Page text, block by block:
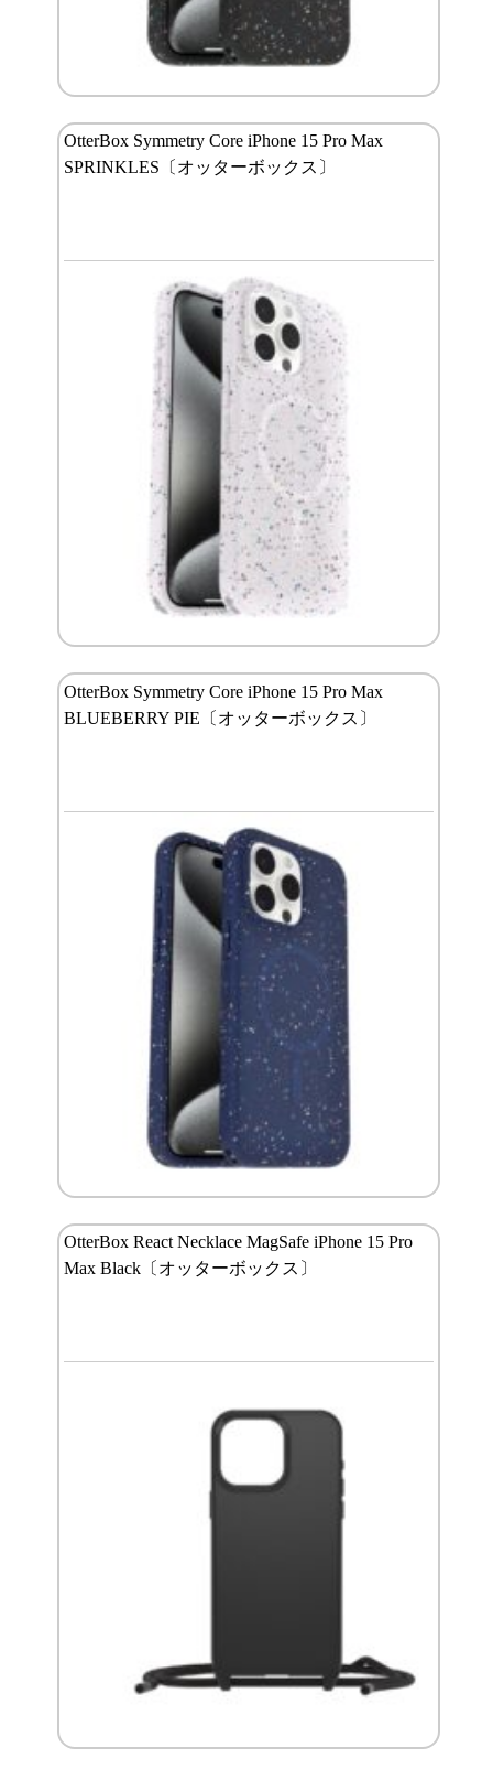
OtterBox Symmetry Core iPhone 15 Pro Max
SPRINKLES〔オッターボックス〕
OtterBox Symmetry Core iPhone 15 Pro Max
BLUEBERRY PIE〔オッターボックス〕
OtterBox React Necklace MagSafe iPhone 15 Pro
Max Black〔オッターボックス〕